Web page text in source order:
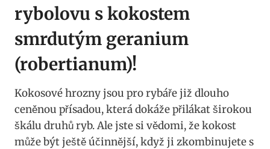
rybolovu s ⁢kokostem
smrdutým‌ geranium
(robertianum)!
Kokosové hrozny jsou pro⁤ rybáře již dlouho
ceněnou ⁢přísadou, která dokáže přilákat ⁣širokou⁢
škálu druhů ryb. Ale jste ⁢si vědomi, ⁤že kokost
⁤může být ⁣ještě‌ účinnější, když ji zkombinujete ⁢s